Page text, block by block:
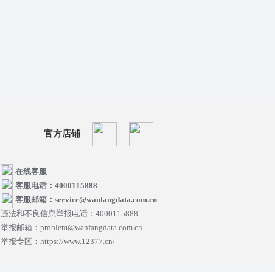
官方店铺
在线客服
客服电话：4000115888
客服邮箱：service@wanfangdata.com.cn
违法和不良信息举报电话：4000115888
举报邮箱：problem@wanfangdata.com.cn
举报专区：https://www.12377.cn/